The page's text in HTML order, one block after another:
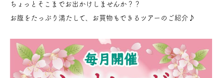
ちょっとそこまでお出かけしませんか？？
お腹をたっぷり満たして、お買物もできるツアーのご紹介♪